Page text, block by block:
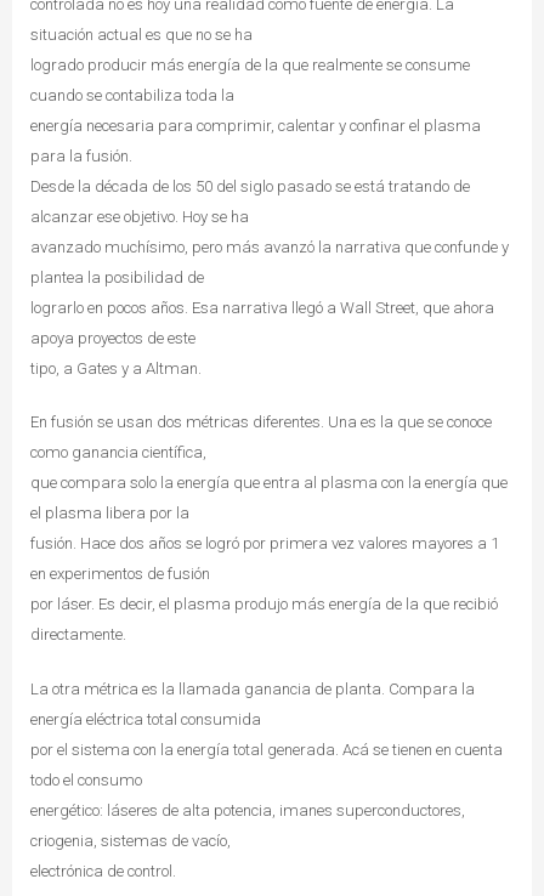
controlada no es hoy una realidad como fuente de energía. La
situación actual es que no se ha
logrado producir más energía de la que realmente se consume
cuando se contabiliza toda la
energía necesaria para comprimir, calentar y confinar el plasma
para la fusión.
Desde la década de los 50 del siglo pasado se está tratando de
alcanzar ese objetivo. Hoy se ha
avanzado muchísimo, pero más avanzó la narrativa que confunde y
plantea la posibilidad de
lograrlo en pocos años. Esa narrativa llegó a Wall Street, que ahora
apoya proyectos de este
tipo, a Gates y a Altman.
En fusión se usan dos métricas diferentes. Una es la que se conoce
como ganancia científica,
que compara solo la energía que entra al plasma con la energía que
el plasma libera por la
fusión. Hace dos años se logró por primera vez valores mayores a 1
en experimentos de fusión
por láser. Es decir, el plasma produjo más energía de la que recibió
directamente.
La otra métrica es la llamada ganancia de planta. Compara la
energía eléctrica total consumida
por el sistema con la energía total generada. Acá se tienen en cuenta
todo el consumo
energético: láseres de alta potencia, imanes superconductores,
criogenia, sistemas de vacío,
electrónica de control.